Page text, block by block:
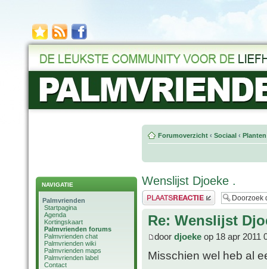
NAVIGATIE
Palmvrienden
Startpagina
Agenda
Kortingskaart
Palmvrienden forums
Palmvrienden chat
Palmvrienden wiki
Palmvrienden maps
Palmvrienden label
Contact
Forumoverzicht ‹ Sociaal ‹
Wenslijst Djoeke .
Plaats een reactie
Re: Wenslijst
door djoeke op 18 apr 2011
Misschien wel heb al